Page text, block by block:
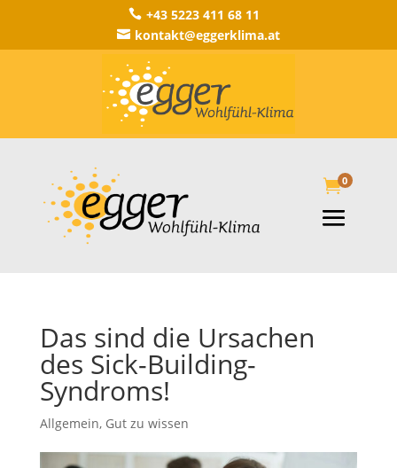
 +43 5223 411 68 11
 kontakt@eggerklima.at
0
Das sind die Ursachen
des Sick-Building-
Syndroms!
Allgemein, Gut zu wissen